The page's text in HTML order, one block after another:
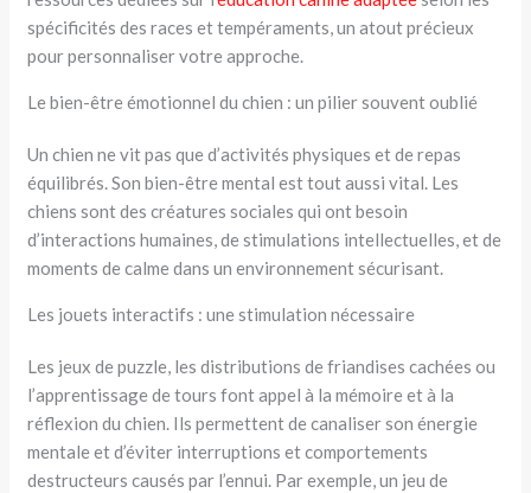
spécificités des races et tempéraments, un atout précieux
pour personnaliser votre approche.
Le bien-être émotionnel du chien : un pilier souvent oublié
Un chien ne vit pas que d’activités physiques et de repas
équilibrés. Son bien-être mental est tout aussi vital. Les
chiens sont des créatures sociales qui ont besoin
d’interactions humaines, de stimulations intellectuelles, et de
moments de calme dans un environnement sécurisant.
Les jouets interactifs : une stimulation nécessaire
Les jeux de puzzle, les distributions de friandises cachées ou
l’apprentissage de tours font appel à la mémoire et à la
réflexion du chien. Ils permettent de canaliser son énergie
mentale et d’éviter interruptions et comportements
destructeurs causés par l’ennui. Par exemple, un jeu de